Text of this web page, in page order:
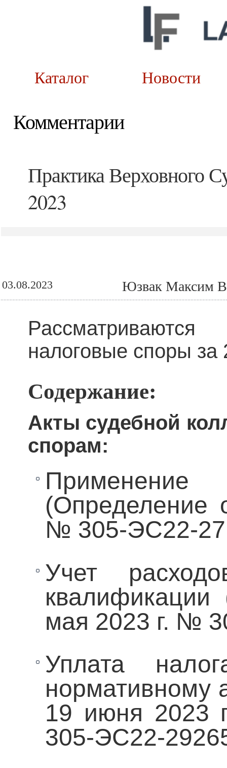
Каталог
Комментарии
Практика Верховного
2023
03.08.2023 Юзвак Максим
налоговые споры за
Содержание:
Акты судебной
спорам:
(Определение
№ 305-ЭС22-
Учет
мая 2023 г. №
Уплата
нормативному
19 июня 2023
305-ЭС22-